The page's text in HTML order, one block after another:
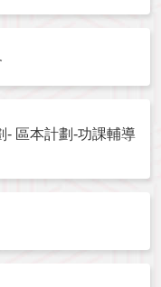
- 區本計劃-功課輔導